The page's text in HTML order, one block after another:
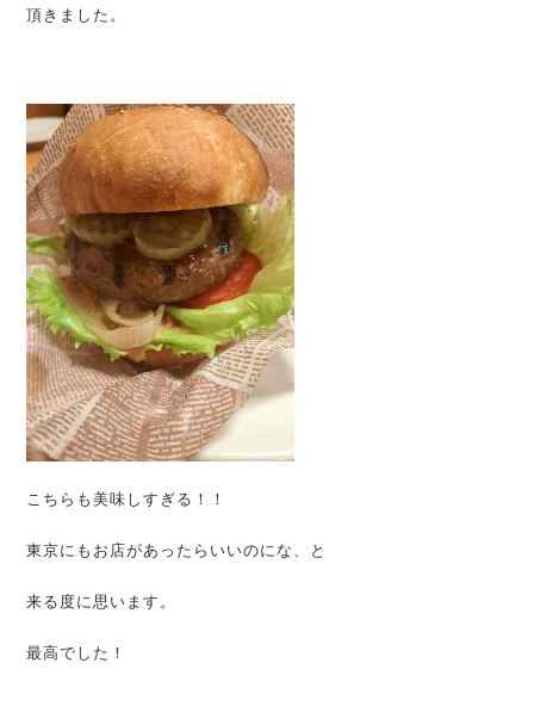
頂きました。
こちらも美味しすぎる！！
東京にもお店があったらいいのにな、と
来る度に思います。
最高でした！